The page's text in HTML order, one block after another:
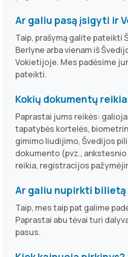
Ar galiu pasą įsigyti ir
Taip, prašymą galite pateikti
Berlyne arba vienam iš
Vokietijoje. Mes padėsime
pateikti.
Kokių dokumentų
Paprastai jums reikės:
tapatybės kortelės,
gimimo liudijimo, Švedijos
dokumento (pvz.,
reikia, registracijos
Ar galiu nupirkti bilietą
Taip, mes taip pat galime
Paprastai abu tėvai turi
pasus.